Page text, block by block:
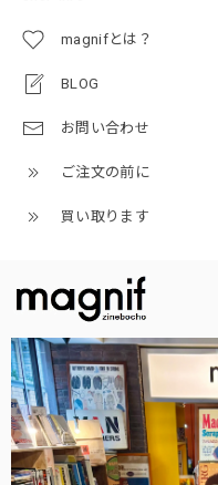
magnifとは？
BLOG
お問い合わせ
ご注文の前に
買い取ります